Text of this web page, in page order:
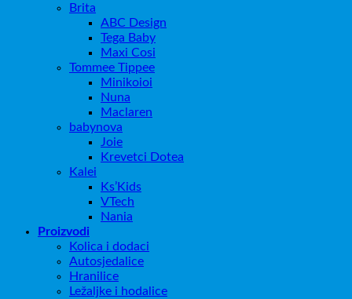
Brita
ABC Design
Tega Baby
Maxi Cosi
Tommee Tippee
Minikoioi
Nuna
Maclaren
babynova
Joie
Krevetci Dotea
Kalei
Ks’Kids
VTech
Nania
Proizvodi
Kolica i dodaci
Autosjedalice
Hranilice
Ležaljke i hodalice